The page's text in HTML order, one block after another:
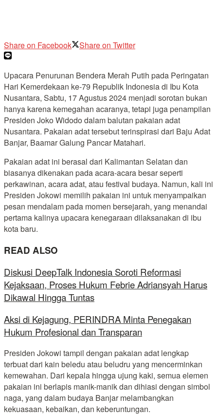
Share on Facebook Share on Twitter
Upacara Penurunan Bendera Merah Putih pada Peringatan
Hari Kemerdekaan ke-79 Republik Indonesia di Ibu Kota
Nusantara, Sabtu, 17 Agustus 2024 menjadi sorotan bukan
hanya karena kemegahan acaranya, tetapi juga penampilan
Presiden Joko Widodo dalam balutan pakaian adat
Nusantara. Pakaian adat tersebut terinspirasi dari Baju Adat
Banjar, Baamar Galung Pancar Matahari.
Pakaian adat ini berasal dari Kalimantan Selatan dan
biasanya dikenakan pada acara-acara besar seperti
perkawinan, acara adat, atau festival budaya. Namun, kali ini
Presiden Jokowi memilih pakaian ini untuk menyampaikan
pesan mendalam pada momen bersejarah, yang menandai
pertama kalinya upacara kenegaraan dilaksanakan di ibu
kota baru.
READ ALSO
Diskusi DeepTalk Indonesia Soroti Reformasi
Kejaksaan, Proses Hukum Febrie Adriansyah Harus
Dikawal Hingga Tuntas
Aksi di Kejagung, PERINDRA Minta Penegakan
Hukum Profesional dan Transparan
Presiden Jokowi tampil dengan pakaian adat lengkap
terbuat dari kain beledu atau beludru yang mencerminkan
kemewahan. Dari kepala hingga ujung kaki, semua elemen
pakaian ini berlapis manik-manik dan dihiasi dengan simbol
naga, yang dalam budaya Banjar melambangkan
kekuasaan, kebaikan, dan keberuntungan.